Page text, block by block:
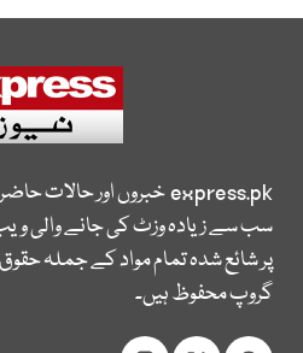
express.pkخبروں اور حالات
سب سے زیادہ وزٹ کی جانے والی
پر شائع شدہ تمام مواد کے جملہ
گروپ محفوظ ہیں۔